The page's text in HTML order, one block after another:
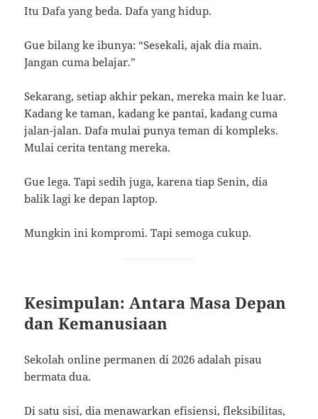
Itu Dafa yang beda. Dafa yang hidup.
Gue bilang ke ibunya: “Sesekali, ajak dia main.
Jangan cuma belajar.”
Sekarang, setiap akhir pekan, mereka main ke luar.
Kadang ke taman, kadang ke pantai, kadang cuma
jalan-jalan. Dafa mulai punya teman di kompleks.
Mulai cerita tentang mereka.
Gue lega. Tapi sedih juga, karena tiap Senin, dia
balik lagi ke depan laptop.
Mungkin ini kompromi. Tapi semoga cukup.
Kesimpulan: Antara Masa Depan
dan Kemanusiaan
Sekolah online permanen di 2026 adalah pisau
bermata dua.
Di satu sisi, dia menawarkan efisiensi, fleksibilitas,